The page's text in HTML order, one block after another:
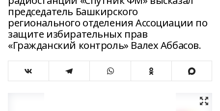
председатель Башкирского
регионального отделения Ассоциации по
защите избирательных прав
«Гражданский контроль» Валех Аббасов.